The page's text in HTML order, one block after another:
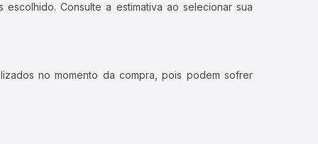
Consulte a estimativa ao selecionar sua
no momento da compra, pois podem sofrer